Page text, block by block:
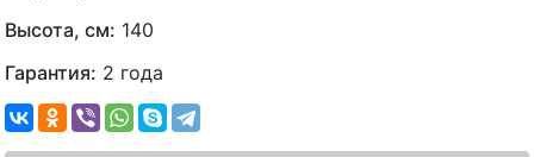
Высота, см: 140
Гарантия: 2 года